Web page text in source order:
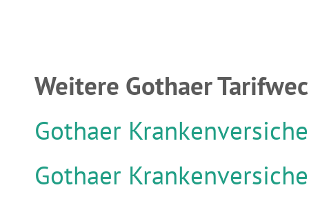
Weitere Gothaer
Gothaer
Gothaer